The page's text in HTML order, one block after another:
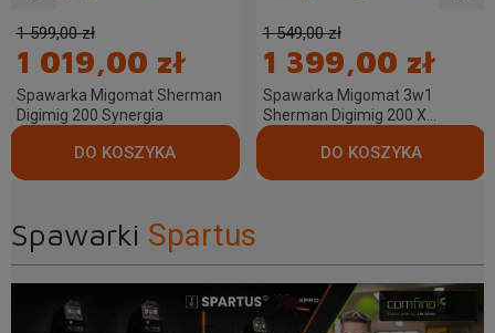
1 019,00 zł
1 599,00 zł
Spawarka Migomat Sherman
Digimig 200 Synergia
1 399,00 zł
1 549,00 zł
Spawarka Migomat 3w1
Sherman Digimig 200 X
Synergia
Spawarki Spartus